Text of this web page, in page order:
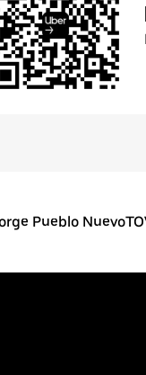
Pueblo